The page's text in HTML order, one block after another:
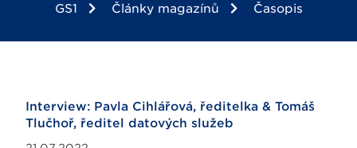
GS1 Články magazínů Časopis
Interview: Pavla Cihlářová, ředitelka & Tomáš
Tlučhoř, ředitel datových služeb